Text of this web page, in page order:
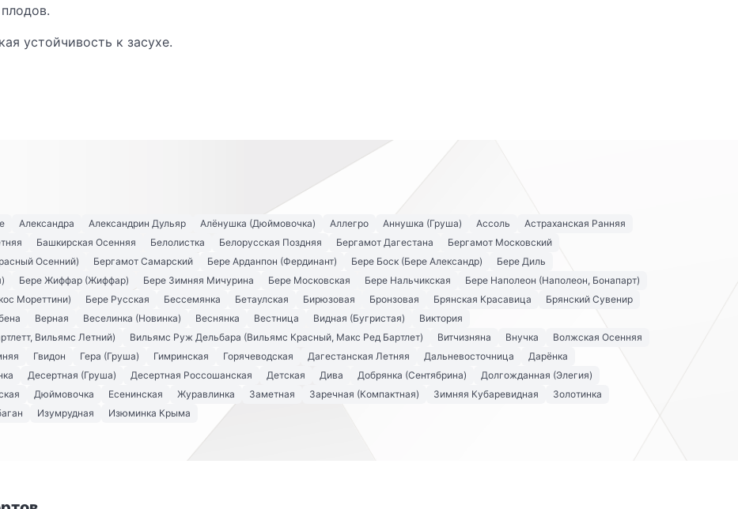
устойчивость к засухе.
Александра Александрин Дульяр Алёнушка (Дюймовочка) Аллегро Аннушка (Груша) Ассоль
Астраханская Ранняя
Башкирская Осенняя Белолистка Белорусская Поздняя Бергамот Дагестана
Бергамот Московский
Осенний)
Бергамот Самарский Бере Арданпон (Фердинант) Бере Боск (Бере Александр)
Бере Диль
Бере Жиффар (Жиффар) Бере Зимняя Мичурина Бере Московская Бере Нальчикская
Бере Наполеон (Наполеон, Бонапарт)
Мореттини) Бере Русская Бессемянка Бетаулская Бирюзовая Бронзовая Брянская Красавица
Брянский Сувенир
Верная Веселинка (Новинка) Веснянка Вестница Видная (Бугристая)
Виктория
Вильямс Летний)
Вильямс Руж Дельбара (Вильямс Красный, Макс Ред Бартлет) Витчизняна Внучка
Волжская Осенняя
Гвидон Гера (Груша) Гимринская Горячеводская Дагестанская Летняя Дальневосточница
Дарёнка
Десертная (Груша) Десертная Россошанская Детская Дива Добрянка (Сентябрина)
Долгожданная (Элегия)
Дюймовочка Есенинская Журавлинка Заметная Заречная (Компактная) Зимняя Кубаревидная
Золотинка
Изумрудная Изюминка Крыма